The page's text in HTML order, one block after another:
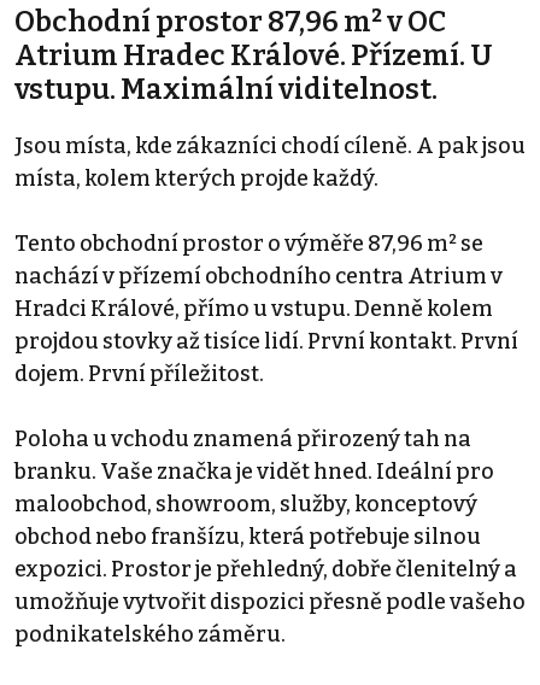
Obchodní prostor 87,96 m² v OC
Atrium Hradec Králové. Přízemí. U
vstupu. Maximální viditelnost.
Jsou místa, kde zákazníci chodí cíleně. A pak jsou
místa, kolem kterých projde každý.
Tento obchodní prostor o výměře 87,96 m² se
nachází v přízemí obchodního centra Atrium v
Hradci Králové, přímo u vstupu. Denně kolem
projdou stovky až tisíce lidí. První kontakt. První
dojem. První příležitost.
Poloha u vchodu znamená přirozený tah na
branku. Vaše značka je vidět hned. Ideální pro
maloobchod, showroom, služby, konceptový
obchod nebo franšízu, která potřebuje silnou
expozici. Prostor je přehledný, dobře členitelný a
umožňuje vytvořit dispozici přesně podle vašeho
podnikatelského záměru.